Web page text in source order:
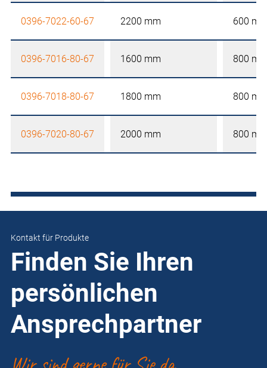
0396-7022-60-67 2200 mm 600
0396-7016-80-67 1600 mm 800
0396-7018-80-67 1800 mm 800
0396-7020-80-67 2000 mm 800
Kontakt für Produkte
Finden Sie Ihren
persönlichen
Ansprechpartner